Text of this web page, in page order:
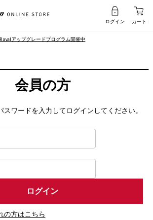
ログイン カート
Rovalアップグレードプログラム開催中
会員の方
スワードを入力してログインしてください。
の方はこちら